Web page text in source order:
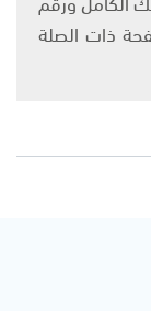
ذات الصلة